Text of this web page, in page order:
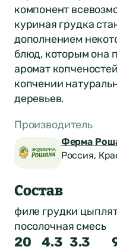
компонент
куриная грудка
дополнением
блюд, которым она
аромат
копчении
деревьев.
Производитель
Ферма
Россия,
Состав
филе грудки
посолочная смесь
20 4.3 3.3